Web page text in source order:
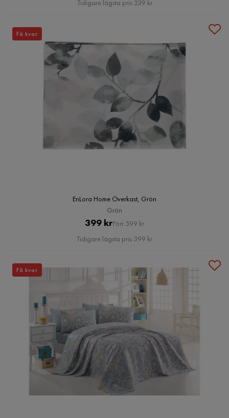
Tidigare lägsta pris 239 kr
EnLora Home Överkast, Grön
Grön
Pris
399 krOriginal
Pris
Förr 599 kr
Tidigare lägsta pris 399 kr
Få kvar
Få kvar